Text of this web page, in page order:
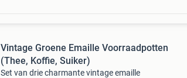
Vintage Groene Emaille Voorraadpotten
(Thee, Koffie, Suiker)
Set van drie charmante vintage emaille